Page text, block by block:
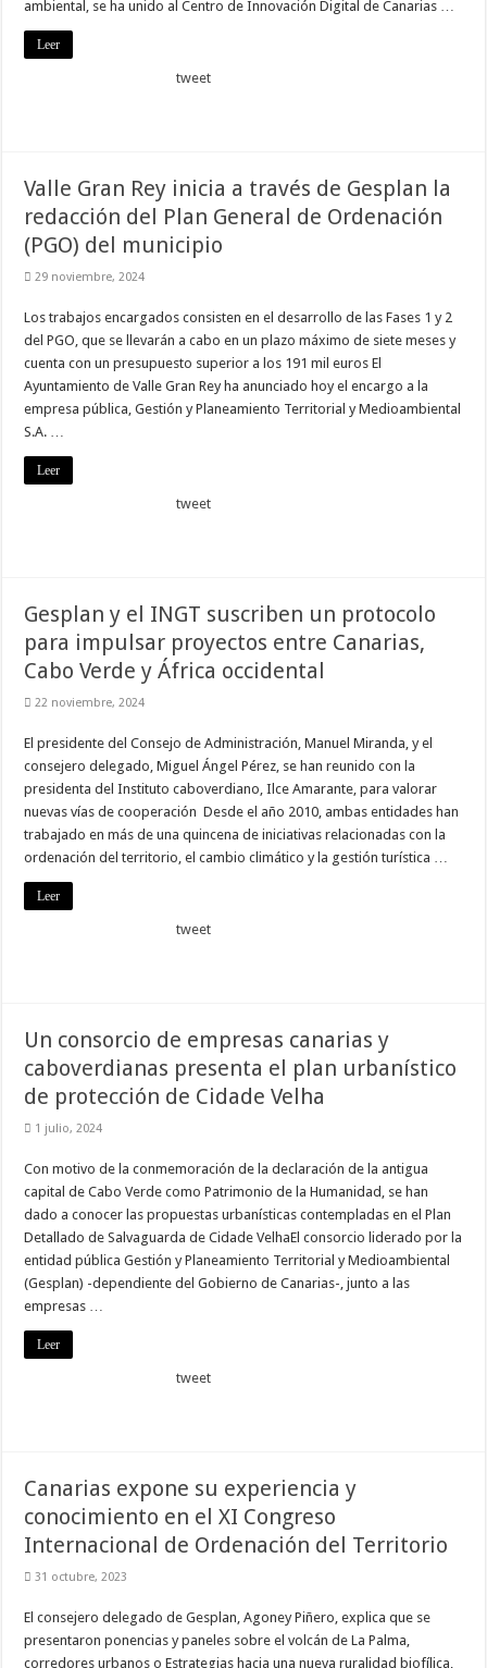
ambiental, se ha unido al Centro de Innovación Digital de Canarias …
Leer
tweet
Valle Gran Rey inicia a través de Gesplan la
redacción del Plan General de Ordenación
(PGO) del municipio
29 noviembre, 2024
Los trabajos encargados consisten en el desarrollo de las Fases 1 y 2
del PGO, que se llevarán a cabo en un plazo máximo de siete meses y
cuenta con un presupuesto superior a los 191 mil euros El
Ayuntamiento de Valle Gran Rey ha anunciado hoy el encargo a la
empresa pública, Gestión y Planeamiento Territorial y Medioambiental
S.A. …
Leer
tweet
Gesplan y el INGT suscriben un protocolo
para impulsar proyectos entre Canarias,
Cabo Verde y África occidental
22 noviembre, 2024
El presidente del Consejo de Administración, Manuel Miranda, y el
consejero delegado, Miguel Ángel Pérez, se han reunido con la
presidenta del Instituto caboverdiano, Ilce Amarante, para valorar
nuevas vías de cooperación Desde el año 2010, ambas entidades han
trabajado en más de una quincena de iniciativas relacionadas con la
ordenación del territorio, el cambio climático y la gestión turística …
Leer
tweet
Un consorcio de empresas canarias y
caboverdianas presenta el plan urbanístico
de protección de Cidade Velha
1 julio, 2024
Con motivo de la conmemoración de la declaración de la antigua
capital de Cabo Verde como Patrimonio de la Humanidad, se han
dado a conocer las propuestas urbanísticas contempladas en el Plan
Detallado de Salvaguarda de Cidade VelhaEl consorcio liderado por la
entidad pública Gestión y Planeamiento Territorial y Medioambiental
(Gesplan) -dependiente del Gobierno de Canarias-, junto a las
empresas …
Leer
tweet
Canarias expone su experiencia y
conocimiento en el XI Congreso
Internacional de Ordenación del Territorio
31 octubre, 2023
El consejero delegado de Gesplan, Agoney Piñero, explica que se
presentaron ponencias y paneles sobre el volcán de La Palma,
corredores urbanos o Estrategias hacia una nueva ruralidad biofílica,
comportamiento
nuestro sitio,
aumentas la